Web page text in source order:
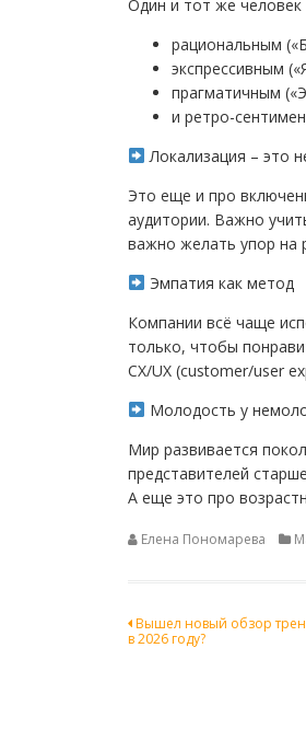
Один и тот же
рациональным
экспрессивным
прагматичным
и ретро-
Локализация – это
Это еще и про
аудитории. Важно
важно желать упор на
Эмпатия как метод
Компании всё чаще
только, чтобы
СХ/UX (customer/user
Молодость у
Мир развивается
представителей
А еще это про
Елена Пономарева
Навигация
Вышел новый обзор
в 2026 году?